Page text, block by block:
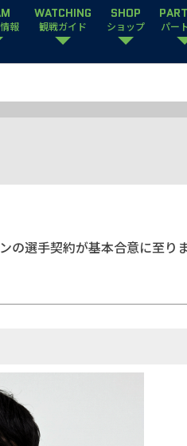
報
WATCHING
観戦ガイド
SHOP
ショップ パー
の選手契約が基本合意に至り